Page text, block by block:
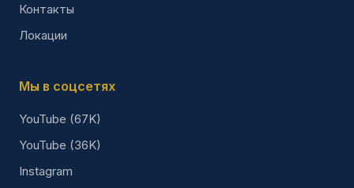
Контакты
Локации
Мы в соцсетях
YouTube (67K)
YouTube (36K)
Instagram